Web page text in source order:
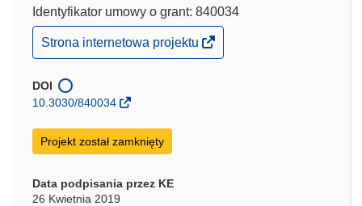
Identyfikator umowy o grant: 840034
(odnośnik
otworzy
w
nowym
Strona internetowa projektu
DOI
10.3030/840034
Projekt został zamknięty
Data podpisania przez KE
26 Kwietnia 2019